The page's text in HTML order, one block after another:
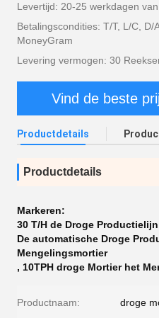
Levertijd: 20-25 werkdagen
Betalingscondities: T/T, L/C, D/
MoneyGram
Levering vermogen: 30
Vind de beste
Productdetails
Productdetails
Markeren:
30 T/H de Droge
De automatische Droge
Mengelingsmortier
, 10TPH droge Mortier het
Productnaam: droge